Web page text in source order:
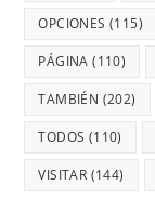
OPCIONES (115)
PÁGINA (110)
TAMBIÉN (202)
TODOS (110)
VISITAR (144)